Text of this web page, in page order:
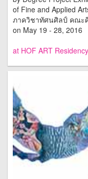
of Fine and Applied
ภาควิชาทัศนศิลป์ คณะ
on May 19 - 28, 2016
at HOF ART